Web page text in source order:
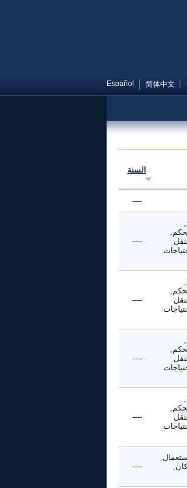
简体中文
Español
السنة
----
----
----
----
----
----